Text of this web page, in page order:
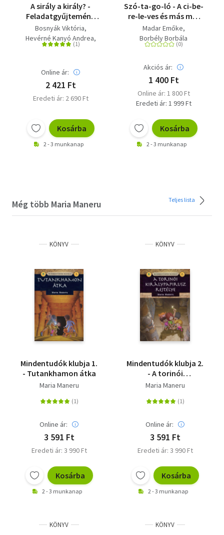
A sirály a király? -
Feladatgyűjtemény
Bosnyák Viktória
regényéhez
Bosnyák Viktória
Hevérné Kanyó Andrea
Dudás Győző
Online ár:
2 421 Ft
Eredeti ár: 2 690 Ft
Kosárba
2 - 3 munkanap
Szó-ta-go-ló - A ci-be-
re-le-ves és más me-
sék - Szí-nez-he-tő raj-
zok-kal
Madar Emőke
Borbély Borbála
Akciós ár:
1 400 Ft
Online ár: 1 800 Ft
Eredeti ár: 1 999 Ft
Kosárba
2 - 3 munkanap
Még több Maria Maneru Teljes lista
KÖNYV
Mindentudók klubja 1.
- Tutankhamon átka
Maria Maneru
Online ár:
3 591 Ft
Eredeti ár: 3 990 Ft
Kosárba
2 - 3 munkanap
KÖNYV
Mindentudók klubja 2.
- A torinói
királypapirusz rejtélye
Maria Maneru
Online ár:
3 591 Ft
Eredeti ár: 3 990 Ft
Kosárba
2 - 3 munkanap
KÖNYV KÖNYV